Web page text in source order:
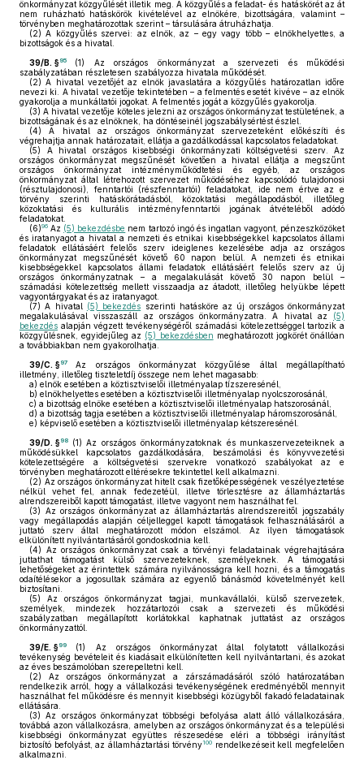
önkormányzat közgyűlését illetik meg. A közgyűlés a feladat- és hatáskörét az át
nem ruházható hatáskörök kivételével az elnökére, bizottságára, valamint –
törvényben meghatározottak szerint – társulására átruházhatja.
(2) A közgyűlés szervei: az elnök, az – egy vagy több – elnökhelyettes, a
bizottságok és a hivatal.
39/B. §95 (1)
Az országos önkormányzat a szervezeti és működési
szabályzatában részletesen szabályozza hivatala működését.
(2) A hivatal vezetőjét az elnök javaslatára a közgyűlés határozatlan időre
nevezi ki. A hivatal vezetője tekintetében – a felmentés esetét kivéve – az elnök
gyakorolja a munkáltatói jogokat. A felmentés jogát a közgyűlés gyakorolja.
(3) A hivatal vezetője köteles jelezni az országos önkormányzat testületének, a
bizottságának és az elnöknek, ha döntéseinél jogszabálysértést észlel.
(4) A hivatal az országos önkormányzat szervezeteként előkészíti és
végrehajtja annak határozatait, ellátja a gazdálkodással kapcsolatos feladatokat.
(5) A hivatal országos kisebbségi önkormányzati költségvetési szerv. Az
országos önkormányzat megszűnését követően a hivatal ellátja a megszűnt
országos önkormányzat intézményműködtetési és egyéb, az országos
önkormányzat által létrehozott szervezet működéséhez kapcsolódó tulajdonosi
(résztulajdonosi), fenntartói (részfenntartói) feladatokat, ide nem értve az e
törvény szerinti hatáskörátadásból, közoktatási megállapodásból, illetőleg
közoktatási és kulturális intézményfenntartói jogának átvételéből adódó
feladatokat.
(6)96 Az (5) bekezdésbe nem tartozó ingó és ingatlan vagyont, pénzeszközöket
és iratanyagot a hivatal a nemzeti és etnikai kisebbségekkel kapcsolatos állami
feladatok ellátásáért felelős szerv ideiglenes kezelésébe adja az országos
önkormányzat megszűnését követő 60 napon belül. A nemzeti és etnikai
kisebbségekkel kapcsolatos állami feladatok ellátásáért felelős szerv az új
országos önkormányzatnak – a megalakulását követő 30 napon belül –
számadási kötelezettség mellett visszaadja az átadott, illetőleg helyükbe lépett
vagyontárgyakat és az iratanyagot.
(7) A hivatal (5) bekezdés szerinti hatásköre az új országos önkormányzat
megalakulásával visszaszáll az országos önkormányzatra. A hivatal az (5)
bekezdés alapján végzett tevékenységéről számadási kötelezettséggel tartozik a
közgyűlésnek, egyidejűleg az (5) bekezdésben meghatározott jogkörét önállóan
a továbbiakban nem gyakorolhatja.
39/C. §97
Az országos önkormányzat közgyűlése által megállapítható
illetmény, illetőleg tiszteletdíj összege nem lehet magasabb:
a) elnök esetében a köztisztviselői illetményalap tízszeresénél,
b) elnökhelyettes esetében a köztisztviselői illetményalap nyolcszorosánál,
c) a bizottság elnöke esetében a köztisztviselői illetményalap hatszorosánál,
d) a bizottság tagja esetében a köztisztviselői illetményalap háromszorosánál,
e) képviselő esetében a köztisztviselői illetményalap kétszeresénél.
39/D. §98 (1) Az országos önkormányzatoknak és munkaszervezeteiknek a
működésükkel kapcsolatos gazdálkodására, beszámolási és könyvvezetési
kötelezettségére a költségvetési szervekre vonatkozó szabályokat az e
törvényben meghatározott eltérésekre tekintettel kell alkalmazni.
(2) Az országos önkormányzat hitelt csak fizetőképességének veszélyeztetése
nélkül vehet fel, annak fedezetéül, illetve törlesztésre az államháztartás
alrendszereiből kapott támogatást, illetve vagyont nem használhat fel.
(3) Az országos önkormányzat az államháztartás alrendszereitől jogszabály
vagy megállapodás alapján céljelleggel kapott támogatások felhasználásáról a
juttató szerv által meghatározott módon elszámol. Az ilyen támogatások
elkülönített nyilvántartásáról gondoskodnia kell.
(4) Az országos önkormányzat csak a törvényi feladatainak végrehajtására
juttathat támogatást külső szervezeteknek, személyeknek. A támogatási
lehetőségeket az érintettek számára nyilvánosságra kell hozni, és a támogatás
odaítélésekor a jogosultak számára az egyenlő bánásmód követelményét kell
biztosítani.
(5) Az országos önkormányzat tagjai, munkavállalói, külső szervezetek,
személyek, mindezek hozzátartozói csak a szervezeti és működési
szabályzatban megállapított korlátokkal kaphatnak juttatást az országos
önkormányzattól.
39/E. §99 (1)
Az országos önkormányzat által folytatott vállalkozási
tevékenység bevételeit és kiadásait elkülönítetten kell nyilvántartani, és azokat
az éves beszámolóban szerepeltetni kell.
(2) Az országos önkormányzat a zárszámadásáról szóló határozatában
rendelkezik arról, hogy a vállalkozási tevékenységének eredményéből mennyit
használhat fel működésre és mennyit kisebbségi közügyből fakadó feladatainak
ellátására.
(3) Az országos önkormányzat többségi befolyása alatt álló vállalkozására,
továbbá azon vállalkozásra, amelyben az országos önkormányzat és a települési
kisebbségi önkormányzat együttes részesedése eléri a többségi irányítást
biztosító befolyást, az államháztartási törvény100 rendelkezéseit kell megfelelően
alkalmazni.